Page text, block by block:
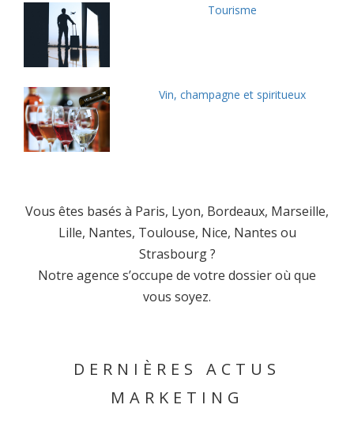
Tourisme
Vin, champagne et spiritueux
Vous êtes basés à Paris, Lyon, Bordeaux, Marseille,
Lille, Nantes, Toulouse, Nice, Nantes ou
Strasbourg ?
Notre agence s’occupe de votre dossier où que
vous soyez.
DERNIÈRES ACTUS
MARKETING